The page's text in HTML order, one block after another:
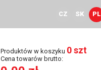
CZ SK PL
Produktów w koszyku 0 szt
Cena towarów brutto: